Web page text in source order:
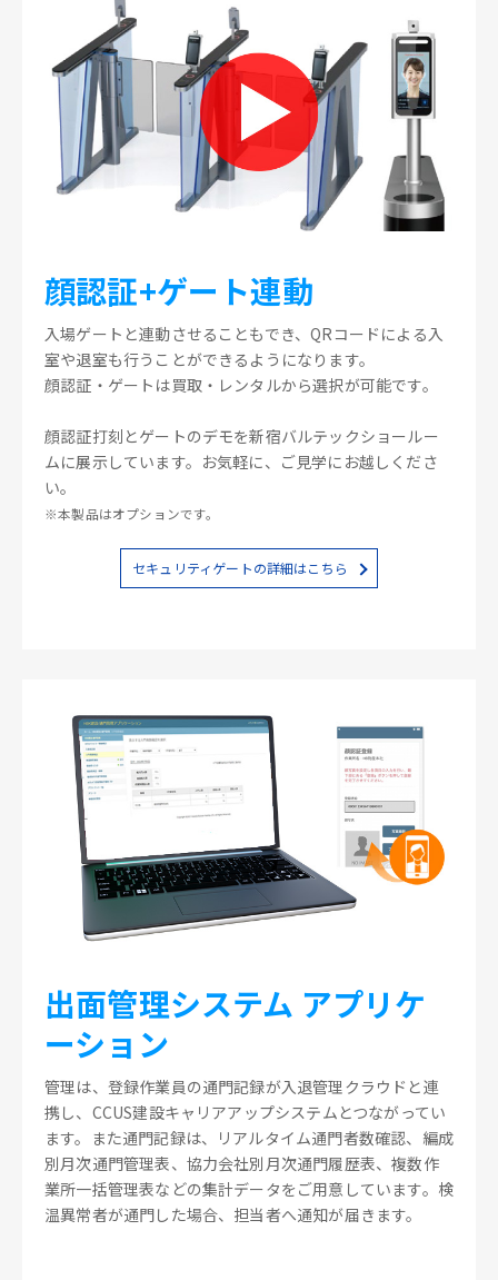
顔認証+ゲート連動
入場ゲートと連動させることもでき、QRコードによる入
室や退室も行うことができるようになります。
顔認証・ゲートは買取・レンタルから選択が可能です。
顔認証打刻とゲートのデモを新宿バルテックショールー
ムに展示しています。お気軽に、ご見学にお越しくださ
い。
※本製品はオプションです。
セキュリティゲートの詳細はこちら
出面管理システム アプリケ
ーション
管理は、登録作業員の通門記録が入退管理クラウドと連
携し、CCUS建設キャリアアップシステムとつながってい
ます。また通門記録は、リアルタイム通門者数確認、編成
別月次通門管理表、協力会社別月次通門履歴表、複数作
業所一括管理表などの集計データをご用意しています。検
温異常者が通門した場合、担当者へ通知が届きます。